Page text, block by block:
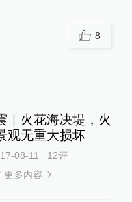
8
｜火花海决堤，火
观无重大损坏
08-11 12评
更多内容